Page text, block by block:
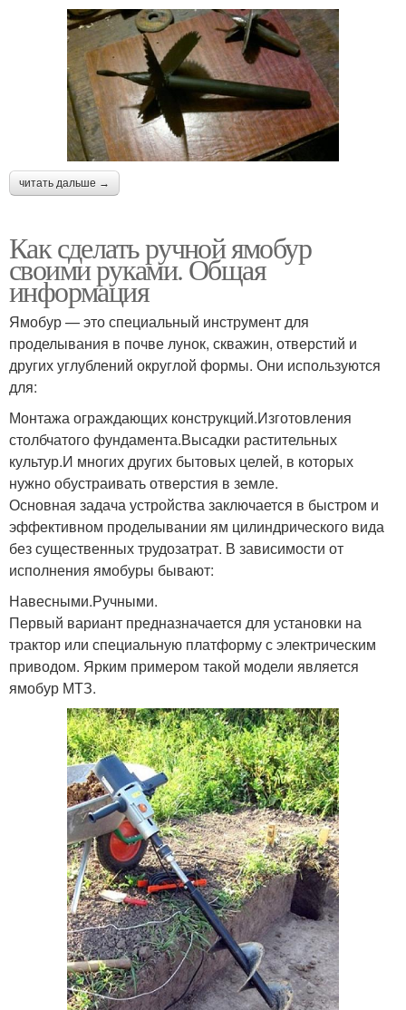
читать дальше →
Как сделать ручной ямобур
своими руками. Общая
информация
Ямобур — это специальный инструмент для
проделывания в почве лунок, скважин, отверстий и
других углублений округлой формы. Они используются
для:
Монтажа ограждающих конструкций.Изготовления
столбчатого фундамента.Высадки растительных
культур.И многих других бытовых целей, в которых
нужно обустраивать отверстия в земле.
Основная задача устройства заключается в быстром и
эффективном проделывании ям цилиндрического вида
без существенных трудозатрат. В зависимости от
исполнения ямобуры бывают:
Навесными.Ручными.
Первый вариант предназначается для установки на
трактор или специальную платформу с электрическим
приводом. Ярким примером такой модели является
ямобур МТЗ.